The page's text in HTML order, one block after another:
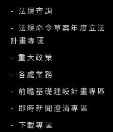
- 法規查詢
- 法規命令草案年度立法
計畫專區
- 重大政策
- 各處業務
- 前瞻基礎建設計畫專區
- 即時新聞澄清專區
- 下載專區